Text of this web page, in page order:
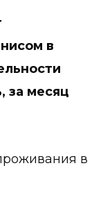
в
за месяц
в